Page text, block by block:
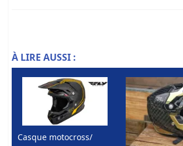
À LIRE AUSSI :
Casque motocross/